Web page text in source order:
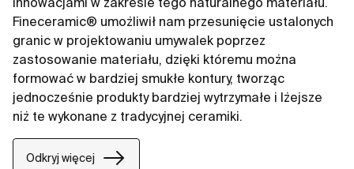
Fineceramic® umożliwił nam przesunięcie ustalonych
granic w projektowaniu umywalek poprzez
zastosowanie materiału, dzięki któremu można
formować w bardziej smukłe kontury, tworząc
jednocześnie produkty bardziej wytrzymałe i lżejsze
niż te wykonane z tradycyjnej ceramiki.
Odkryj więcej